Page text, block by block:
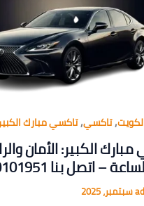
,تاكسي,تاكسي مبارك
الكبير: الأمان
– اتصل بنا 50101951